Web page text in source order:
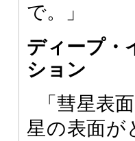
で。」
ディープ・
ション
「彗星表
星の表面が